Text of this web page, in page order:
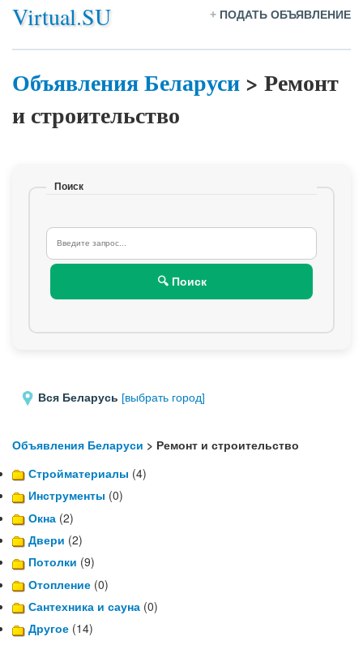
Virtual.SU + ПОДАТЬ ОБЪЯВЛЕНИЕ
Объявления Беларуси> Ремонт
и строительство
Поиск
🔍 Поиск
Вся Беларусь [выбрать город]
Объявления Беларуси > Ремонт и строительство
Стройматериалы (4)
Инструменты (0)
Окна (2)
Двери (2)
Потолки (9)
Отопление (0)
Сантехника и сауна (0)
Другое (14)